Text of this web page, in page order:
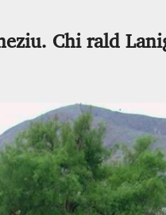
Chi rald